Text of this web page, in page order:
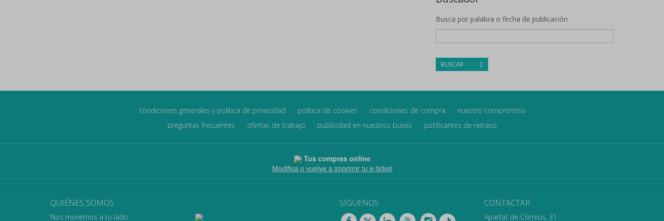
Busca por palabra o fecha de publicación
BUSCAR
condiciones generales y política de privacidad política de cookies condiciones de compra
nuestro compromiso
preguntas frecuentes
ofertas de trabajo publicidad en nuestros buses justificantes de retraso
Tus compras online
Modifica o vuelve a imprimir tu e-ticket
QUIÉNES SOMOS
Nos movemos a tu lado
SÍGUENOS CONTACTAR
Apartat de Correus, 31